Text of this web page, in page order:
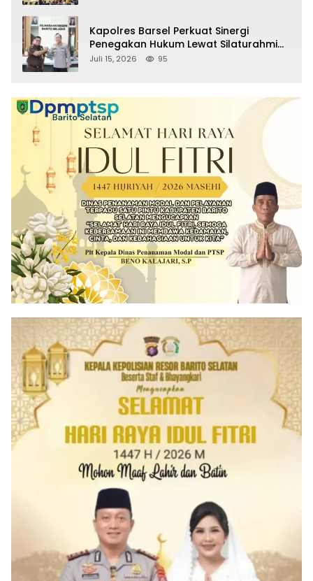
Kapolres Barsel Perkuat Sinergi
Penegakan Hukum Lewat Silaturahmi
dengan Kajari Barito Selatan
Juli 15, 2026 95